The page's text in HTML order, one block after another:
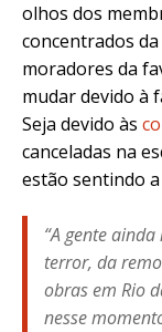
olhos dos
concentrados
moradores da
mudar devido à
Seja devido às
canceladas na
estão sentindo
“A gente
terror, da
obras em Rio
nesse